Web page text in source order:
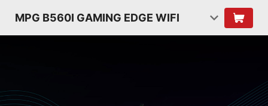
MPG B560I GAMING EDGE WIFI